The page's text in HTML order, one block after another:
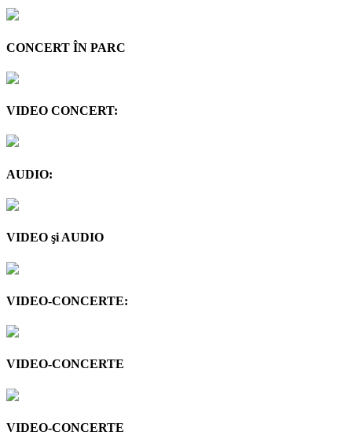
CONCERT ÎN PARC
VIDEO CONCERT:
AUDIO:
VIDEO şi AUDIO
VIDEO-CONCERTE:
VIDEO-CONCERTE
VIDEO-CONCERTE